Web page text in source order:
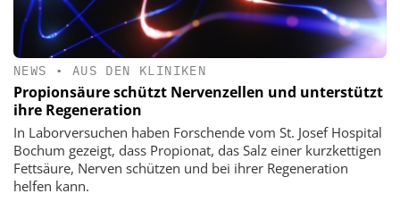
NEWS • AUS DEN KLINIKEN
Propionsäure schützt Nervenzellen und unterstützt
ihre Regeneration
In Laborversuchen haben Forschende vom St. Josef Hospital
Bochum gezeigt, dass Propionat, das Salz einer kurzkettigen
Fettsäure, Nerven schützen und bei ihrer Regeneration
helfen kann.